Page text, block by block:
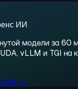
ИИ
модели за 60
vLLM и TGI на
ИИ →